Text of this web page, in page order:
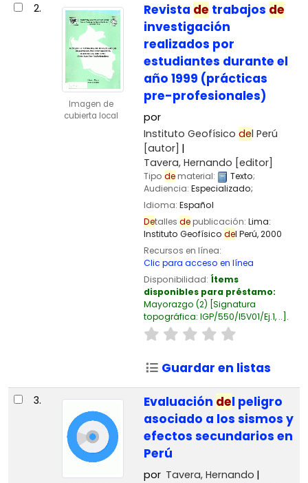
2.
Imagen de
cubierta local
Revista de trabajos de
investigación
realizados por
estudiantes durante el
año 1999 (prácticas
pre-profesionales)
por
Instituto Geofísico del Perú
[autor]
Tavera, Hernando [editor]
Tipo dematerial: Texto;
Audiencia: Especializado;
Idioma: Español
Detalles depublicación: Lima:
Instituto Geofísico del Perú,2000
Recursos en línea:
Clic para acceso en línea
Disponibilidad: Ítems
disponibles para préstamo:
Mayorazgo (2) Signatura
topográfica: IGP/550/I5V01/Ej.1, .. .
Guardar en listas
3. Evaluación del peligro
asociado a los sismos y
efectos secundarios en
Perú
por Tavera, Hernando